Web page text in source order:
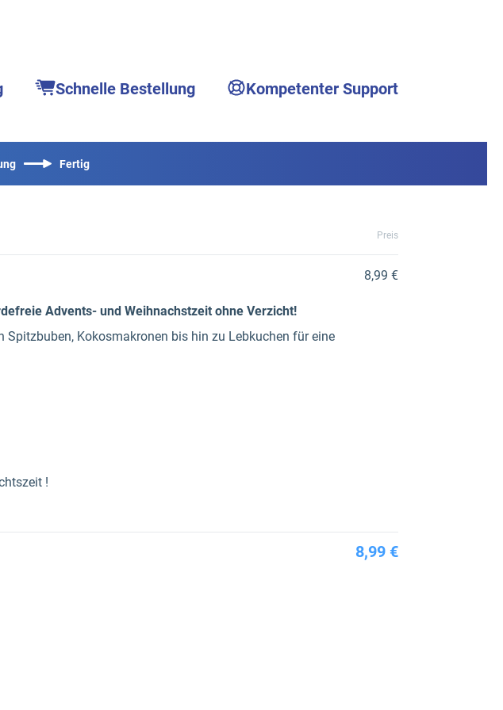
Schnelle Bestellung Kompetenter Support
Fertig
Preis
Advents- und Weihnachstzeit ohne Verzicht!
Kokosmakronen bis hin zu Lebkuchen für eine
!
8,99 €
8,99 €